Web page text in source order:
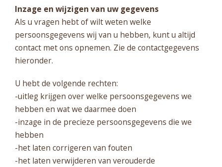
Inzage en wijzigen van uw gegevens
Als u vragen hebt of wilt weten welke
persoonsgegevens wij van u hebben, kunt u altijd
contact met ons opnemen. Zie de contactgegevens
hieronder.
U hebt de volgende rechten:
-uitleg krijgen over welke persoonsgegevens we
hebben en wat we daarmee doen
-inzage in de precieze persoonsgegevens die we
hebben
-het laten corrigeren van fouten
-het laten verwijderen van verouderde